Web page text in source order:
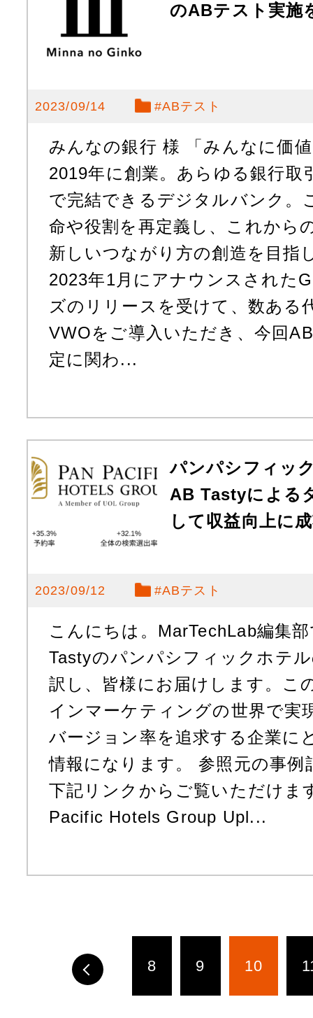
のABテスト実施
2023/09/14 #ABテスト
みんなの銀行 様 「みんなに価
2019年に創業。あらゆる銀行取
で完結できるデジタルバンク。
命や役割を再定義し、これから
新しいつながり方の創造を目指
2023年1月にアナウンスされた
ズのリリースを受けて、数ある
VWOをご導入いただき、今回
定に関わ...
パンパシフィッ
AB Tastyによる
して収益向上に
2023/09/12 #ABテスト
こんにちは。MarTechLab編集
Tastyのパンパシフィックホテ
訳し、皆様にお届けします。こ
インマーケティングの世界で実
バージョン率を追求する企業に
情報になります。 参照元の事
下記リンクからご覧いただけま
Pacific Hotels Group Upl...
8 9 10